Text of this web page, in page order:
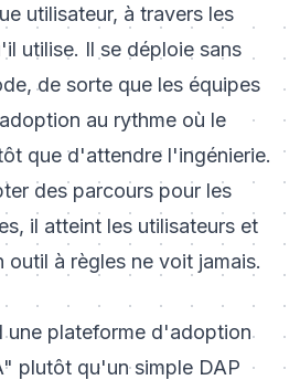
utilisateur, à travers les
utilise. Il se déploie sans
de sorte que les équipes
au rythme où le
que d'attendre l'ingénierie.
des parcours pour les
il atteint les utilisateurs et
outil à règles ne voit jamais.
une plateforme d'adoption
plutôt qu'un simple DAP